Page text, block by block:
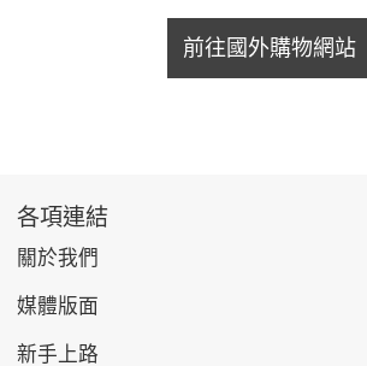
前往國外購物網站
各項連結
關於我們
媒體版面
新手上路